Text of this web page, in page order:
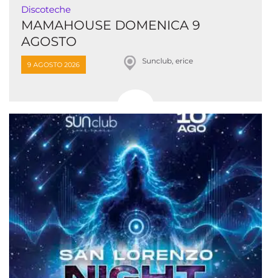
Discoteche
MAMAHOUSE DOMENICA 9
AGOSTO
9 AGOSTO 2026 Sunclub, erice